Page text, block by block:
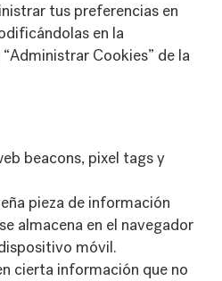
tus preferencias en
en la
Cookies” de la
beacons, pixel tags y
pieza de información
almacena en el navegador
móvil.
cierta información que no